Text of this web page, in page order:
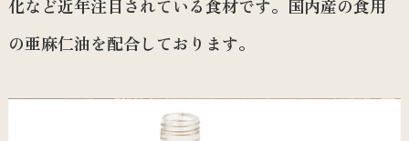
化など近年注目されている食材です。国内産の食用
の亜麻仁油を配合しております。